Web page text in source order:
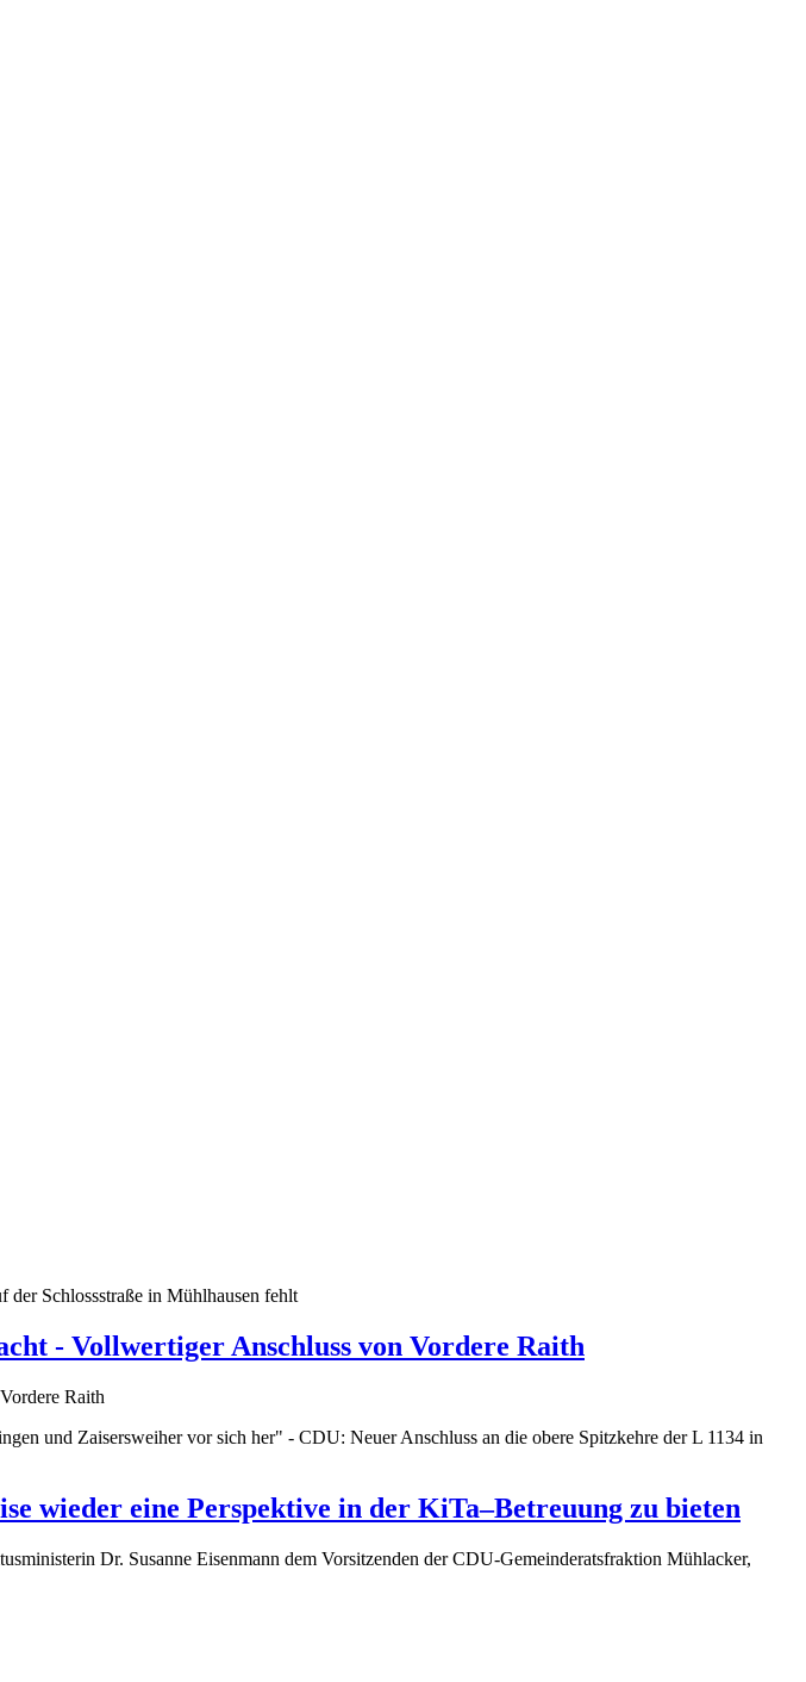
Schlossstraße in Mühlhausen fehlt
- Vollwertiger Anschluss von Vordere Raith
und Zaisersweiher vor sich her" - CDU: Neuer Anschluss an die obere Spitzkehre der L 1134 in
wieder eine Perspektive in der KiTa–Betreuung zu bieten
Dr. Susanne Eisenmann dem Vorsitzenden der CDU-Gemeinderatsfraktion Mühlacker,